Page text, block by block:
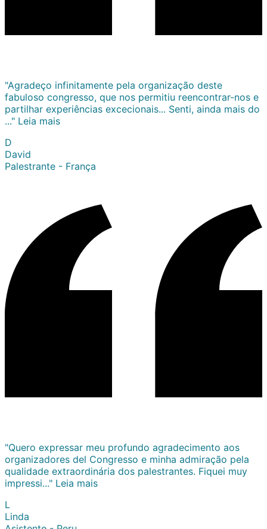
"Agradeço infinitamente pela organização deste
fabuloso congresso, que nos permitiu reencontrar-nos e
partilhar experiências excecionais... Senti, ainda mais do
..." Leia mais
D
David
Palestrante - França
"Quero expressar meu profundo agradecimento aos
organizadores del Congresso e minha admiração pela
qualidade extraordinária dos palestrantes. Fiquei muy
impressi..." Leia mais
L
Linda